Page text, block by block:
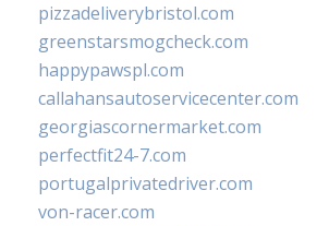
pizzadeliverybristol.com
greenstarsmogcheck.com
happypawspl.com
callahansautoservicecenter.com
georgiascornermarket.com
perfectfit24-7.com
portugalprivatedriver.com
von-racer.com